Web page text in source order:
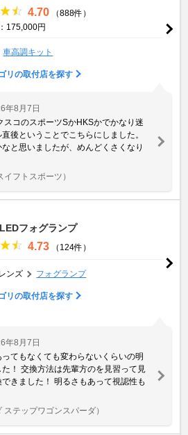
4.70
（888件）
175,000円
車高調キット
リの取付店を探す
年8月7日
スコのスポーツSかHKSかでかなり迷
後ということでこちらにしました。
と思いましたが、めんどくさくなり
イフトスポーツ）
フォグランプ
4.73 （124件）
ンズ フォグランプ
リの取付店を探す
年8月7日
てもなくても変わらないくらいの明
！ 交換方法は先輩方のを見習って見
きました！ 明るさもあって視認性も
ステップワゴンスパーダ）